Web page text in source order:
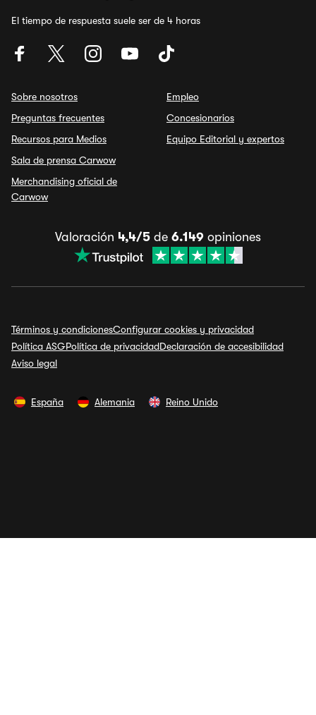
El tiempo de respuesta suele ser de 4 horas
Sobre nosotros
Preguntas frecuentes
Recursos para Medios
Sala de prensa Carwow
Merchandising oficial de
Carwow
Empleo
Concesionarios
Equipo Editorial y expertos
Valoración 4,4/5 de 6.149 opiniones
Términos y condicionesConfigurar cookies y privacidad
Política ASGPolítica de privacidadDeclaración de accesibilidad
Aviso legal
España Alemania Reino Unido